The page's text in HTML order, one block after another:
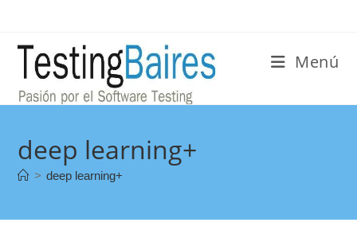
Menú
deep learning+
> deep learning+